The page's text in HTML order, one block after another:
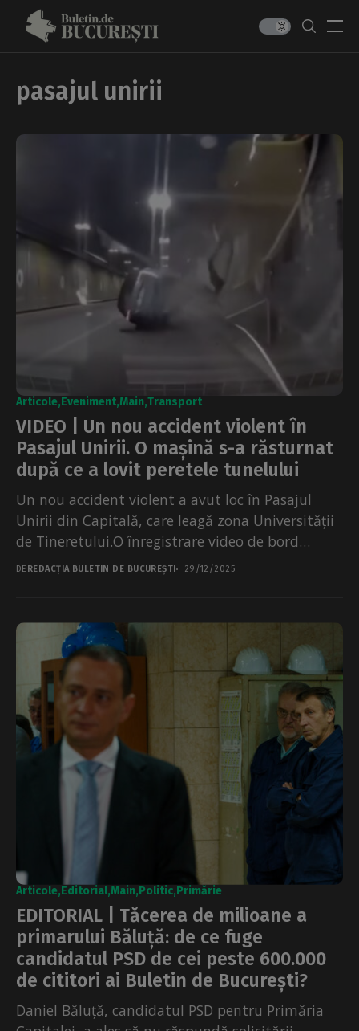
pasajul unirii
Articole Eveniment Main Transport
VIDEO | Un nou accident violent în
Pasajul Unirii. O mașină s-a răsturnat
după ce a lovit peretele tunelului
Un nou accident violent a avut loc în Pasajul
Unirii din Capitală, care leagă zona Universității
de Tineretului.O înregistrare video de bord
arată...
DE REDACȚIA BULETIN DE BUCUREȘTI 29/12/2025
Articole Editorial Main Politic Primărie
EDITORIAL | Tăcerea de milioane a
primarului Băluță: de ce fuge
candidatul PSD de cei peste 600.000
de cititori ai Buletin de București?
Daniel Băluță, candidatul PSD pentru Primăria